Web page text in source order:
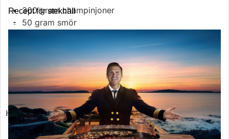
Recept för stekhäll
300gram champinjoner
50 gram smör
vetemjöl
4 dl mjölk
tsk soja
150 riven ost
4 skivorformfranska
50 gram smör
Hawaiimacka
4skivor rökt skinka
4
ananasringar